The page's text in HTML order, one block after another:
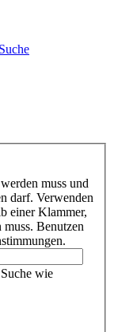
Suche
muss und
darf. Verwenden
einer Klammer,
Benutzen
wie